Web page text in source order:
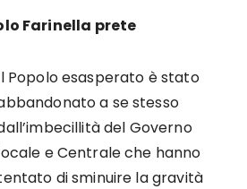
Farinella prete
Popolo esasperato è stato
a se stesso
del Governo
e Centrale che hanno
di sminuire la gravità